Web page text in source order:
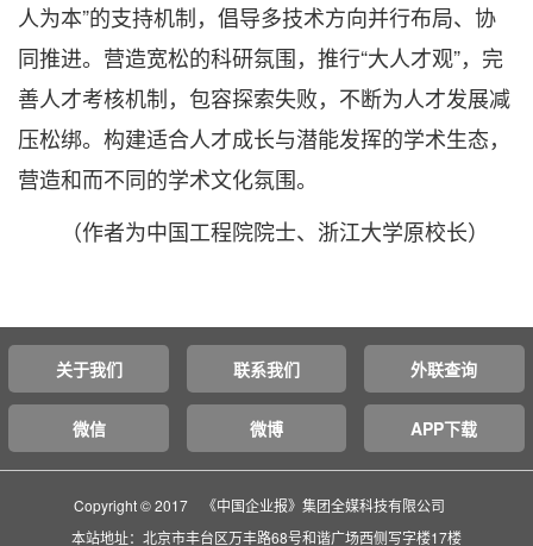
人为本”的支持机制，倡导多技术方向并行布局、协
同推进。营造宽松的科研氛围，推行“大人才观”，完
善人才考核机制，包容探索失败，不断为人才发展减
压松绑。构建适合人才成长与潜能发挥的学术生态，
营造和而不同的学术文化氛围。
（作者为中国工程院院士、浙江大学原校长）
关于我们 联系我们 外联查询
微信 微博 APP下载
Copyright © 2017 《中国企业报》集团全媒科技有限公司
本站地址：北京市丰台区万丰路68号和谐广场西侧写字楼17楼